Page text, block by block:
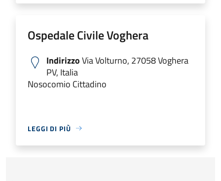
Ospedale Civile Voghera
IndirizzoVia Volturno, 27058 Voghera
PV, Italia
Nosocomio Cittadino
LEGGI DI PIÙ